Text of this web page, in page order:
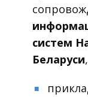
систем
Беларуси
■